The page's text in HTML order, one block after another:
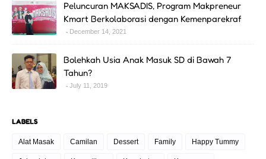
Peluncuran MAKSADIS, Program Makpreneur
Kmart Berkolaborasi dengan Kemenparekraf
December 14, 2021
Bolehkah Usia Anak Masuk SD di Bawah 7
Tahun?
July 11, 2019
LABELS
Alat Masak Camilan Dessert Family Happy Tummy